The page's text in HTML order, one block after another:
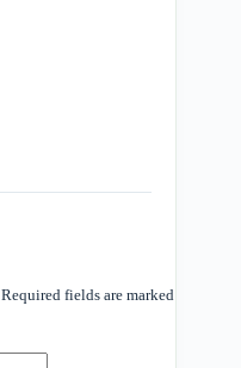
Required fields are marked